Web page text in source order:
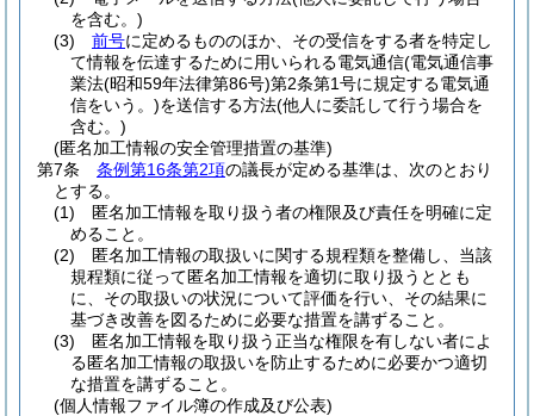
を含む。)
(3)
前号に定めるもののほか、その受信をする者を特定し
て情報を伝達するために用いられる電気通信(電気通信事
業法(昭和59年法律第86号)第2条第1号に規定する電気通
信をいう。)を送信する方法(他人に委託して行う場合を
含む。)
(匿名加工情報の安全管理措置の基準)
第7条
条例第16条第2項の議長が定める基準は、次のとおり
とする。
(1)
匿名加工情報を取り扱う者の権限及び責任を明確に定
めること。
(2)
匿名加工情報の取扱いに関する規程類を整備し、当該
規程類に従って匿名加工情報を適切に取り扱うととも
に、その取扱いの状況について評価を行い、その結果に
基づき改善を図るために必要な措置を講ずること。
(3)
匿名加工情報を取り扱う正当な権限を有しない者によ
る匿名加工情報の取扱いを防止するために必要かつ適切
な措置を講ずること。
(個人情報ファイル簿の作成及び公表)